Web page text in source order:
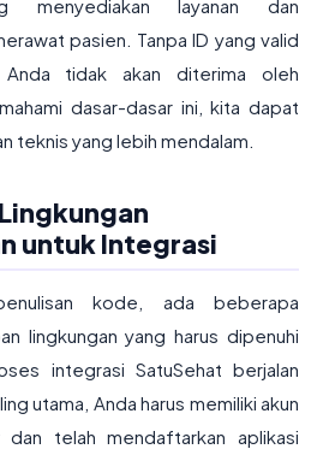
menyediakan layanan dan
pasien. Tanpa ID yang valid
tidak akan diterima oleh
dasar-dasar ini, kita dapat
teknis yang lebih mendalam.
untuk Integrasi
kode, ada beberapa
lingkungan yang harus dipenuhi
integrasi SatuSehat berjalan
utama, Anda harus memiliki akun
dan telah mendaftarkan aplikasi